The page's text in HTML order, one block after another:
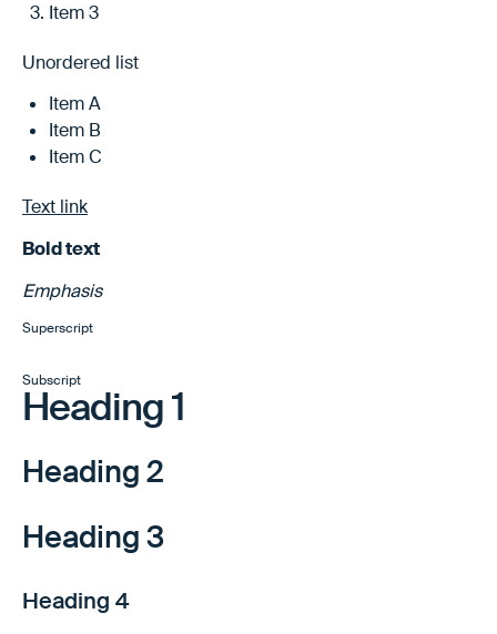
Item 3
Unordered list
Item A
Item B
Item C
Text link
Bold text
Emphasis
Superscript
Subscript
Heading 1
Heading 2
Heading 3
Heading 4